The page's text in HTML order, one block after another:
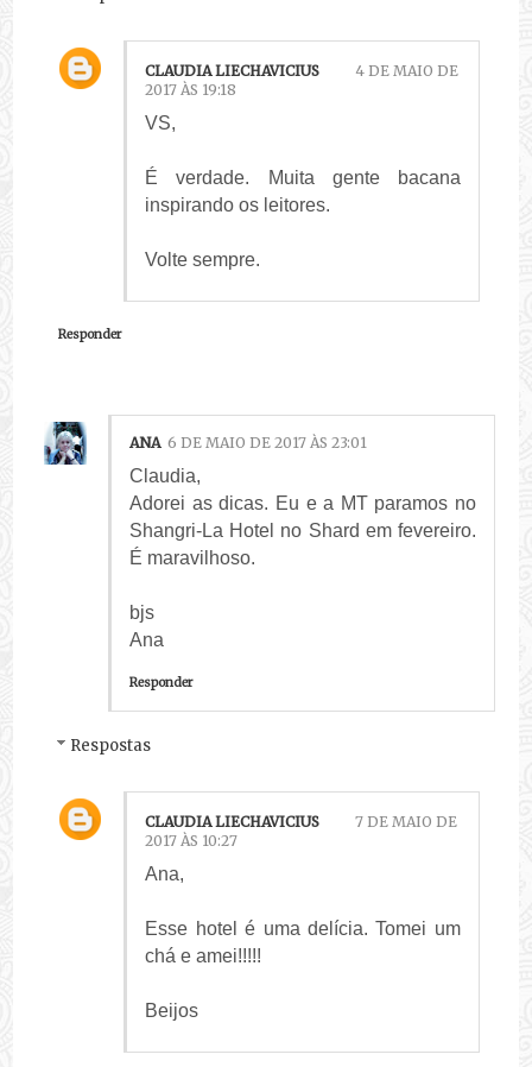
CLAUDIA LIECHAVICIUS
4 DE MAIO DE
2017 ÀS 19:18
VS,
É verdade. Muita gente bacana
inspirando os leitores.
Volte sempre.
Responder
ANA 6 DE MAIO DE 2017 ÀS 23:01
Claudia,
Adorei as dicas. Eu e a MT paramos no
Shangri-La Hotel no Shard em fevereiro.
É maravilhoso.
bjs
Ana
Responder
Respostas
CLAUDIA LIECHAVICIUS
7 DE MAIO DE
2017 ÀS 10:27
Ana,
Esse hotel é uma delícia. Tomei um
chá e amei!!!!!
Beijos